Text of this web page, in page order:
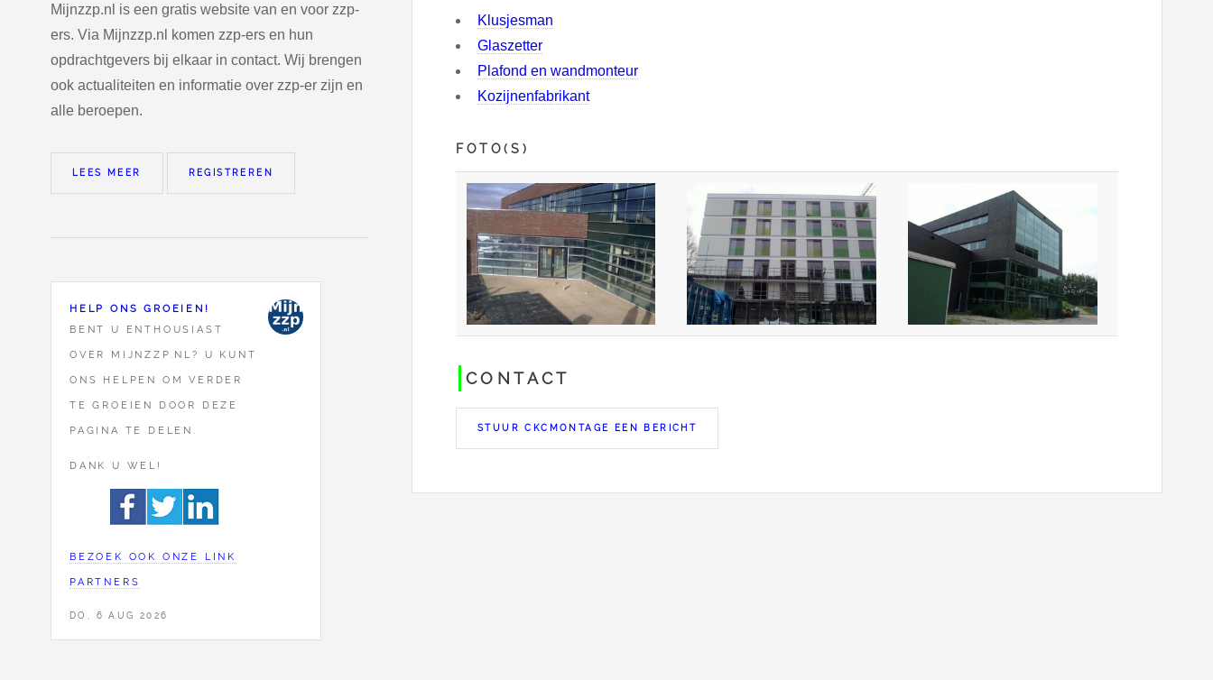
Mijnzzp.nl is een gratis website van en voor zzp-
ers. Via Mijnzzp.nl komen zzp-ers en hun
opdrachtgevers bij elkaar in contact. Wij brengen
ook actualiteiten en informatie over zzp-er zijn en
alle beroepen.
LEES MEER REGISTREREN
HELP ONS GROEIEN!
BENT U ENTHOUSIAST
OVER MIJNZZP.NL? U KUNT
ONS HELPEN OM VERDER
TE GROEIEN DOOR DEZE
PAGINA TE DELEN.
DANK U WEL!
BEZOEK OOK ONZE LINK
PARTNERS
DO, 6 AUG 2026
Klusjesman
Glaszetter
Plafond en wandmonteur
Kozijnenfabrikant
FOTO(S)
CONTACT
STUUR CKCMONTAGE EEN BERICHT